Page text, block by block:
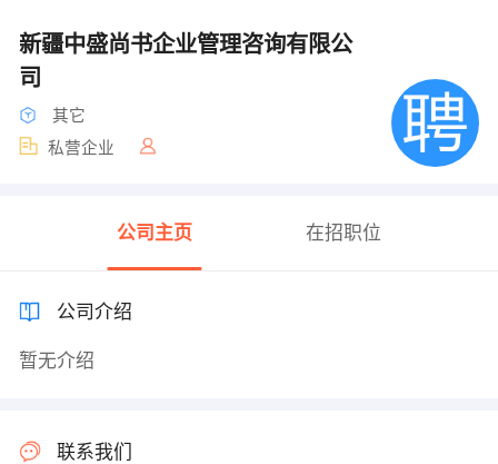
新疆中盛尚书企业管理咨询有限公
司
其它
私营企业
公司主页 在招职位
公司介绍
暂无介绍
联系我们